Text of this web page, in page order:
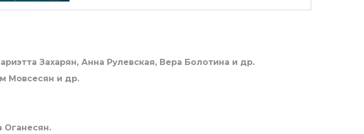
Захарян, Анна Рулевская, Вера Болотина и др.
Мовсесян и др.
Оганесян.